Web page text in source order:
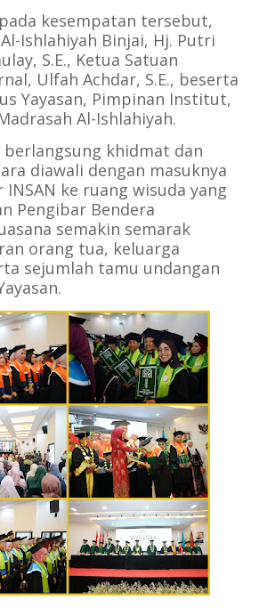
kesempatan tersebut,
Ishlahiyah Binjai, Hj. Putri
S.E., Ketua Satuan
Ulfah Achdar, S.E., beserta
Yayasan, Pimpinan Institut,
Al-Ishlahiyah.
berlangsung khidmat dan
diawali dengan masuknya
INSAN ke ruang wisuda yang
Pengibar Bendera
semakin semarak
orang tua, keluarga
sejumlah tamu undangan